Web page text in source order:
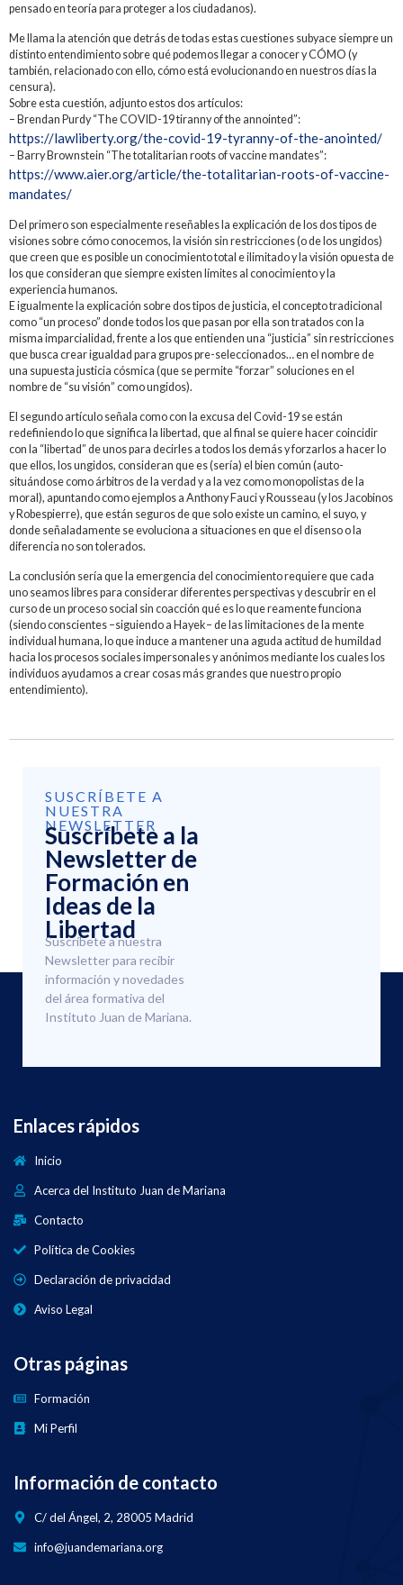
pensado en teoría para proteger a los ciudadanos).
Me llama la atención que detrás de todas estas cuestiones subyace siempre un
distinto entendimiento sobre qué podemos llegar a conocer y CÓMO (y
también, relacionado con ello, cómo está evolucionando en nuestros días la
censura).
Sobre esta cuestión, adjunto estos dos artículos:
– Brendan Purdy “The COVID-19 tiranny of the annointed”:
https://lawliberty.org/the-covid-19-tyranny-of-the-anointed/
– Barry Brownstein “The totalitarian roots of vaccine mandates”:
https://www.aier.org/article/the-totalitarian-roots-of-vaccine-
mandates/
Del primero son especialmente reseñables la explicación de los dos tipos de
visiones sobre cómo conocemos, la visión sin restricciones (o de los ungidos)
que creen que es posible un conocimiento total e ilimitado y la visión opuesta de
los que consideran que siempre existen límites al conocimiento y la
experiencia humanos.
E igualmente la explicación sobre dos tipos de justicia, el concepto tradicional
como “un proceso” donde todos los que pasan por ella son tratados con la
misma imparcialidad, frente a los que entienden una “justicia” sin restricciones
que busca crear igualdad para grupos pre-seleccionados… en el nombre de
una supuesta justicia cósmica (que se permite “forzar” soluciones en el
nombre de “su visión” como ungidos).
El segundo artículo señala como con la excusa del Covid-19 se están
redefiniendo lo que significa la libertad, que al final se quiere hacer coincidir
con la “libertad” de unos para decirles a todos los demás y forzarlos a hacer lo
que ellos, los ungidos, consideran que es (sería) el bien común (auto-
situándose como árbitros de la verdad y a la vez como monopolistas de la
moral), apuntando como ejemplos a Anthony Fauci y Rousseau (y los Jacobinos
y Robespierre), que están seguros de que solo existe un camino, el suyo, y
donde señaladamente se evoluciona a situaciones en que el disenso o la
diferencia no son tolerados.
La conclusión sería que la emergencia del conocimiento requiere que cada
uno seamos libres para considerar diferentes perspectivas y descubrir en el
curso de un proceso social sin coacción qué es lo que reamente funciona
(siendo conscientes –siguiendo a Hayek– de las limitaciones de la mente
individual humana, lo que induce a mantener una aguda actitud de humildad
hacia los procesos sociales impersonales y anónimos mediante los cuales los
individuos ayudamos a crear cosas más grandes que nuestro propio
entendimiento).
SUSCRÍBETE A
NUESTRA
NEWSLETTER
Suscríbete a la
Newsletter de
Formación en
Ideas de la
Libertad
Suscríbete a nuestra
Newsletter para recibir
información y novedades
del área formativa del
Instituto Juan de Mariana.
Enlaces rápidos
Inicio
Acerca del Instituto Juan de Mariana
Contacto
Política de Cookies
Declaración de privacidad
Aviso Legal
Otras páginas
Formación
Mi Perfil
Información de contacto
C/ del Ángel, 2, 28005 Madrid
info@juandemariana.org